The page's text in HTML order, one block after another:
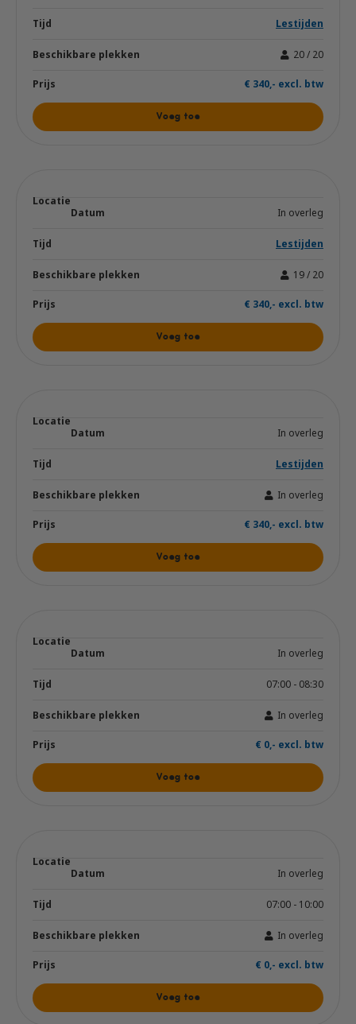
Lestijden
20 / 20
€ 340,- excl. btw
Voeg toe
In overleg
Lestijden
19 / 20
€ 340,- excl. btw
Voeg toe
In overleg
Lestijden
In overleg
€ 340,- excl. btw
Voeg toe
In overleg
07:00 - 08:30
In overleg
€ 0,- excl. btw
Voeg toe
In overleg
07:00 - 10:00
In overleg
€ 0,- excl. btw
Voeg toe